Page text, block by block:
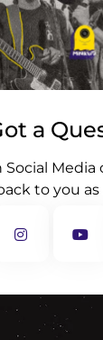
a
Media
to you as